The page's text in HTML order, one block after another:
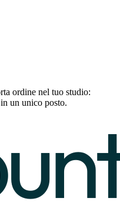
ordine nel tuo studio:
un unico posto.